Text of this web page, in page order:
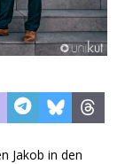
Jakob in den